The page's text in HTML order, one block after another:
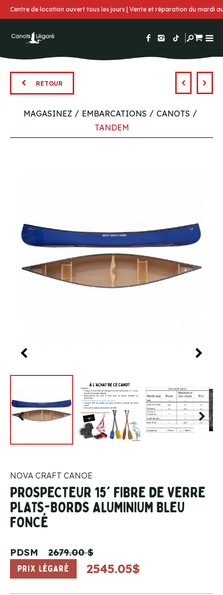
Centre de location ouvert tous les jours | Vente et réparation du mardi
RETOUR
MAGASINEZ EMBARCATIONS
CANOTS
TANDEM
NOVA CRAFT CANOE
PROSPECTEUR 15' FIBRE DE VERRE
PLATS-BORDS ALUMINIUM BLEU
FONCÉ
PDSM
2679.00 $
PRIX LÉGARÉ
2545.05$